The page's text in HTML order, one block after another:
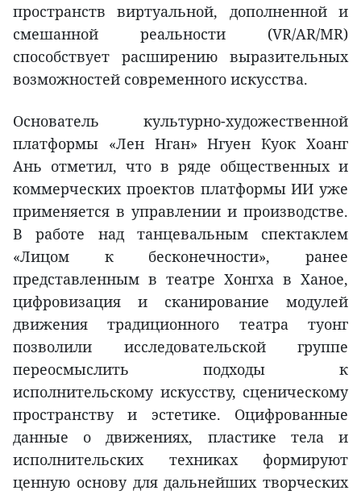
пространств виртуальной, дополненной и
смешанной реальности (VR/AR/MR)
способствует расширению выразительных
возможностей современного искусства.
Основатель культурно-художественной
платформы «Лен Нган» Нгуен Куок Хоанг
Ань отметил, что в ряде общественных и
коммерческих проектов платформы ИИ уже
применяется в управлении и производстве.
В работе над танцевальным спектаклем
«Лицом к бесконечности», ранее
представленным в театре Хонгха в Ханое,
цифровизация и сканирование модулей
движения традиционного театра туонг
позволили исследовательской группе
переосмыслить подходы к
исполнительскому искусству, сценическому
пространству и эстетике. Оцифрованные
данные о движениях, пластике тела и
исполнительских техниках формируют
ценную основу для дальнейших творческих